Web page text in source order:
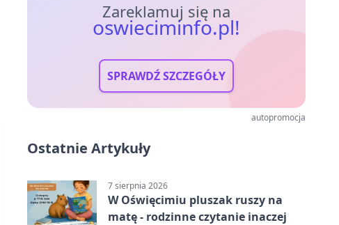
Zareklamuj się na
oswieciminfo.pl!
SPRAWDŹ SZCZEGÓŁY
autopromocja
Ostatnie Artykuły
7 sierpnia 2026
W Oświęcimiu pluszak ruszy na
matę - rodzinne czytanie inaczej